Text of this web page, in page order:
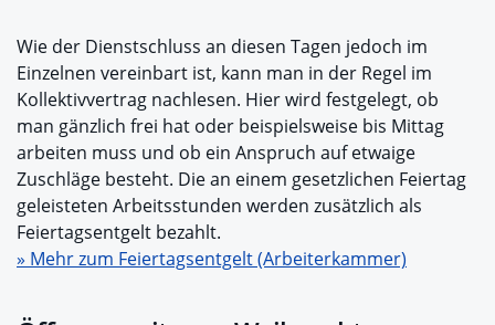
Wie der Dienstschluss an diesen Tagen jedoch im
Einzelnen vereinbart ist, kann man in der Regel im
Kollektivvertrag nachlesen. Hier wird festgelegt, ob
man gänzlich frei hat oder beispielsweise bis Mittag
arbeiten muss und ob ein Anspruch auf etwaige
Zuschläge besteht. Die an einem gesetzlichen Feiertag
geleisteten Arbeitsstunden werden zusätzlich als
Feiertagsentgelt bezahlt.
» Mehr zum Feiertagsentgelt (Arbeiterkammer)